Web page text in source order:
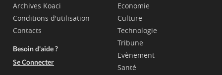
Archives Koaci
Conditions d'utilisation
Contacts
Besoin d'aide ?
Se Connecter
Economie
Culture
Technologie
Tribune
Evènement
Santé